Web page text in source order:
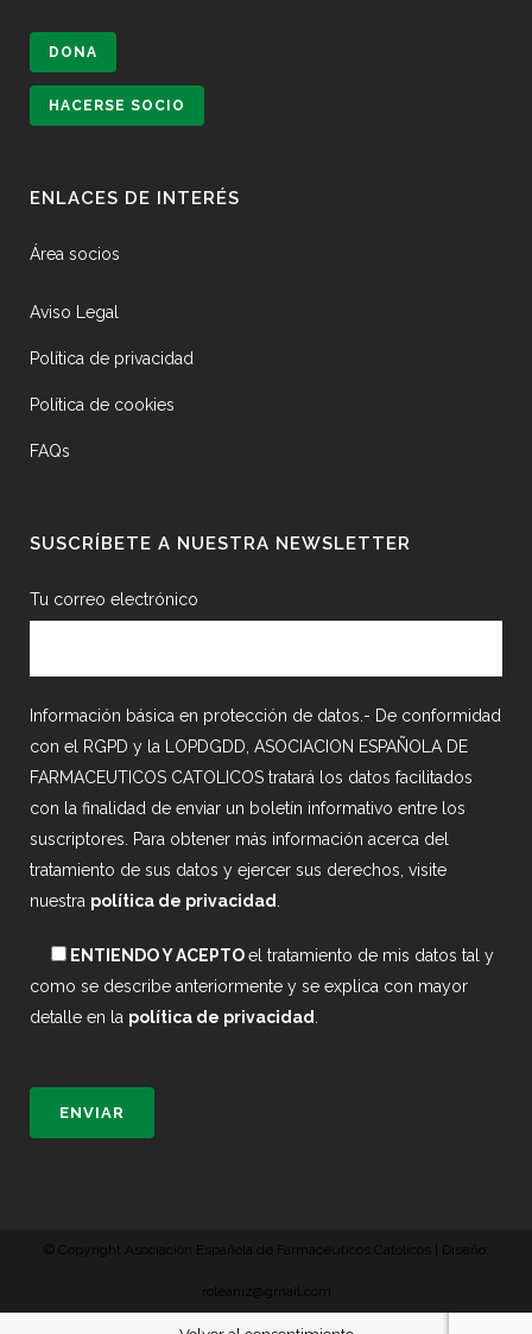
DONA
HACERSE SOCIO
ENLACES DE INTERÉS
Área socios
Aviso Legal
Política de privacidad
Política de cookies
FAQs
SUSCRÍBETE A NUESTRA NEWSLETTER
Tu correo electrónico
Información básica en protección de datos.- De conformidad
con el RGPD y la LOPDGDD, ASOCIACION ESPAÑOLA DE
FARMACEUTICOS CATOLICOS tratará los datos facilitados
con la finalidad de enviar un boletín informativo entre los
suscriptores. Para obtener más información acerca del
tratamiento de sus datos y ejercer sus derechos, visite
nuestra política de privacidad
ENTIENDO Y ACEPTOel tratamiento de mis datos tal y
como se describe anteriormente y se explica con mayor
detalle en la política de privacidad
© Copyright Asociación Española de Farmacéuticos Católicos | Diseño:
roleaniz@gmail.com